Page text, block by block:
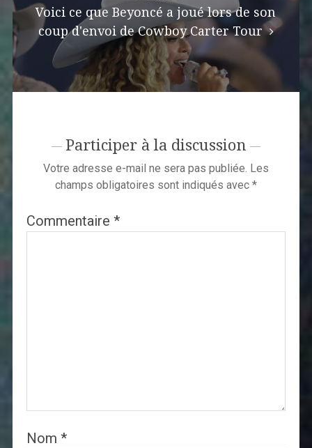
Voici ce que Beyoncé a joué lors de son
coup d'envoi de Cowboy Carter Tour
Participer à la discussion
Votre adresse e-mail ne sera pas publiée. Les
champs obligatoires sont indiqués avec *
Commentaire *
Nom *